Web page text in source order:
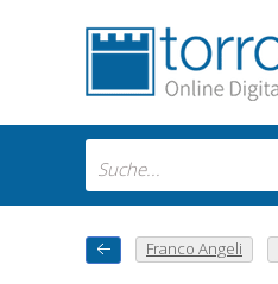
Franco Angeli